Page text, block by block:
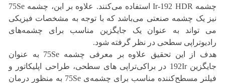
چشمه Ir-192 HDR استفاده می‌کنند. علاوه بر این، چشمه 75Se
نیز یک چشمه صنعتی می‌باشد که با توجه به مشخصات فیزیکی
می تواند به عنوان یک جایگزین مناسب برای چشمه‌های
رادیوتراپی سطحی در نظر گرفته شود.
هدف از این تحقیق علاوه بر معرفی چشمه 75Se به عنوان
جایگزین 192Ir در براکی‌تراپی های سطحی، طراحی اپلیکاتور و
فیلتر مسطح‌کننده مناسب برای چشمه‌ی 75Se به منظور درمان